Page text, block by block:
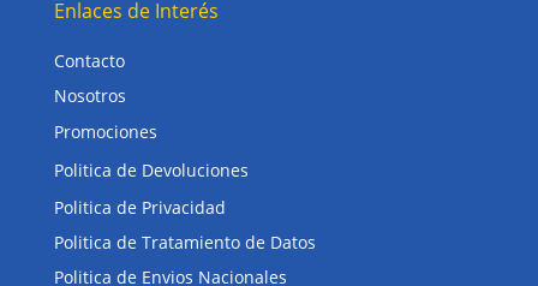
Enlaces de Interés
Contacto
Nosotros
Promociones
Politica de Devoluciones
Politica de Privacidad
Politica de Tratamiento de Datos
Politica de Envios Nacionales